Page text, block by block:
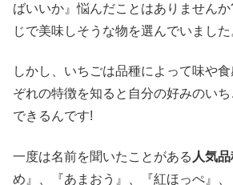
ばいいか』悩んだことはありませんか
じで美味しそうな物を選んでいました
しかし、いちごは品種によって味や
ぞれの特徴を知ると自分の好みのい
できるんです!
一度は名前を聞いたことがある 人気
め』
『あまおう』 『紅ほっぺ』